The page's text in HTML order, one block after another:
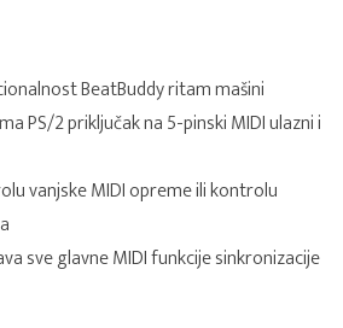
BeatBuddy ritam mašini
PS/2 priključak na 5-pinski MIDI ulazni i
vanjske MIDI opreme ili kontrolu
sve glavne MIDI funkcije sinkronizacije